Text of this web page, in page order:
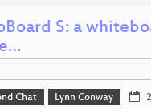
S: a
Chat Lynn Conway